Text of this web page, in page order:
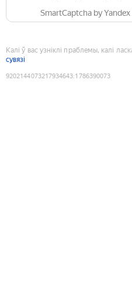
SmartCaptcha by
Калі ў вас узніклі праблемы, калі
сувязі
9202144073217934643:1786390073